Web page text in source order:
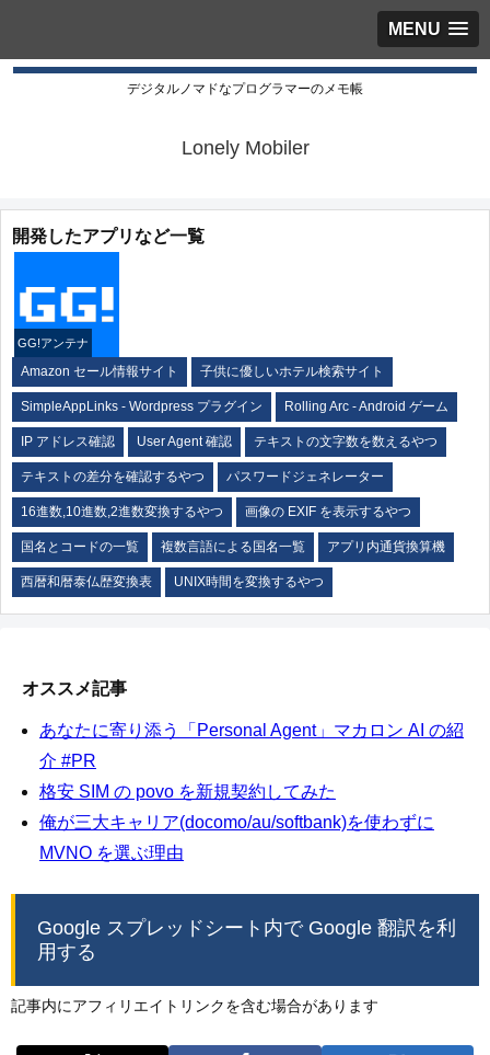
MENU
デジタルノマドなプログラマーのメモ帳
Lonely Mobiler
開発したアプリなど一覧
GG!アンテナ
Amazon セール情報サイト 子供に優しいホテル検索サイト
SimpleAppLinks - Wordpress プラグイン Rolling Arc - Android ゲーム
IP アドレス確認 User Agent 確認 テキストの文字数を数えるやつ
テキストの差分を確認するやつ パスワードジェネレーター
16進数,10進数,2進数変換するやつ 画像の EXIF を表示するやつ
国名とコードの一覧 複数言語による国名一覧 アプリ内通貨換算機
西暦和暦泰仏歴変換表 UNIX時間を変換するやつ
オススメ記事
あなたに寄り添う「Personal Agent」マカロン AI の紹
介 #PR
格安 SIM の povo を新規契約してみた
俺が三大キャリア(docomo/au/softbank)を使わずに
MVNO を選ぶ理由
Google スプレッドシート内で Google 翻訳を利
用する
記事内にアフィリエイトリンクを含む場合があります